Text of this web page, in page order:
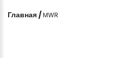
Главная /MWR